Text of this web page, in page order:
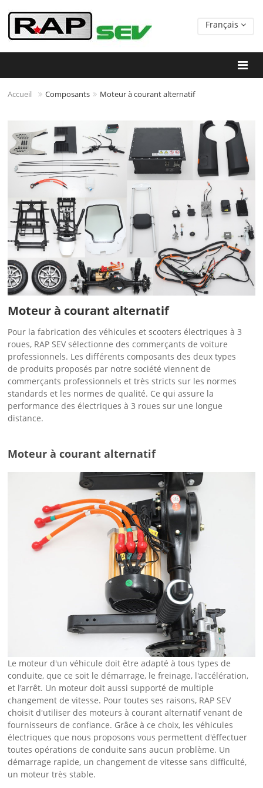
Français
Accueil Composants Moteur à courant alternatif
Moteur à courant alternatif
Pour la fabrication des véhicules et scooters électriques à 3
roues, RAP SEV sélectionne des commerçants de voiture
professionnels. Les différents composants des deux types
de produits proposés par notre société viennent de
commerçants professionnels et très stricts sur les normes
standards et les normes de qualité. Ce qui assure la
performance des électriques à 3 roues sur une longue
distance.
Moteur à courant alternatif
Le moteur d'un véhicule doit être adapté à tous types de
conduite, que ce soit le démarrage, le freinage, l'accélération,
et l'arrêt. Un moteur doit aussi supporté de multiple
changement de vitesse. Pour toutes ses raisons, RAP SEV
choisit d'utiliser des moteurs à courant alternatif venant de
fournisseurs de confiance. Grâce à ce choix, les véhicules
électriques que nous proposons vous permettent d'éffectuer
toutes opérations de conduite sans aucun problème. Un
démarrage rapide, un changement de vitesse sans difficulté,
un moteur très stable.